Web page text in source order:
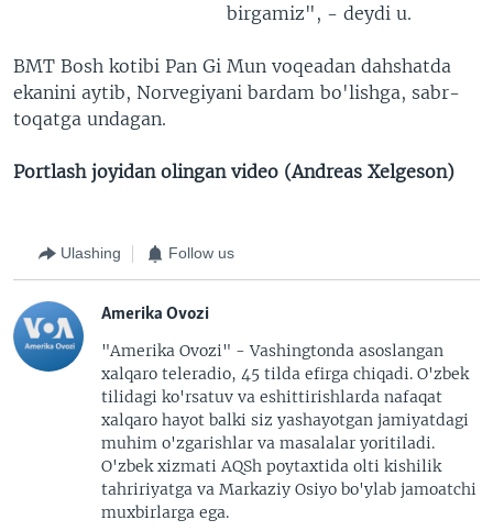
birgamiz", - deydi u.
BMT Bosh kotibi Pan Gi Mun voqeadan dahshatda
ekanini aytib, Norvegiyani bardam bo'lishga, sabr-
toqatga undagan.
Portlash joyidan olingan video (Andreas Xelgeson)
Ulashing Follow us
Amerika Ovozi
"Amerika Ovozi" - Vashingtonda asoslangan
xalqaro teleradio, 45 tilda efirga chiqadi. O'zbek
tilidagi ko'rsatuv va eshittirishlarda nafaqat
xalqaro hayot balki siz yashayotgan jamiyatdagi
muhim o'zgarishlar va masalalar yoritiladi.
O'zbek xizmati AQSh poytaxtida olti kishilik
tahririyatga va Markaziy Osiyo bo'ylab jamoatchi
muxbirlarga ega.